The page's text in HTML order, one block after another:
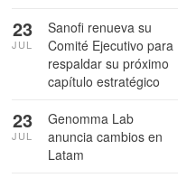
Sanofi renueva su
Comité Ejecutivo para
respaldar su próximo
capítulo estratégico
23
JUL
Genomma Lab
anuncia cambios en
Latam
23
JUL